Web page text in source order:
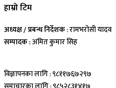
हाम्रो टिम
अध्यक्ष / प्रबन्ध निर्देशक: रामभरोसी यादव
सम्पादक :अमित कुमार सिह
विज्ञापनका लागि : ९८११७६७२९७